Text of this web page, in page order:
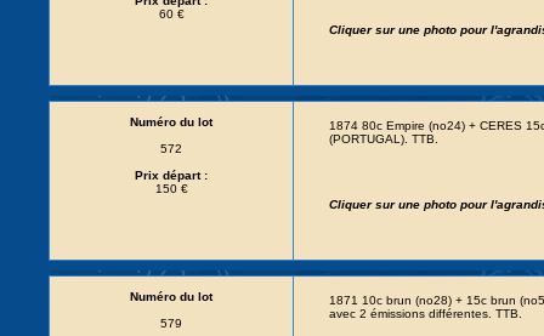
60 €
Cliquer sur une photo pour
Numéro du lot
572
Prix départ :
150 €
1874 80c Empire (no24) + CERES
(PORTUGAL). TTB.
Cliquer sur une photo pour
Numéro du lot
579
1871 10c brun (no28) + 15c brun
avec 2 émissions différentes. TTB.